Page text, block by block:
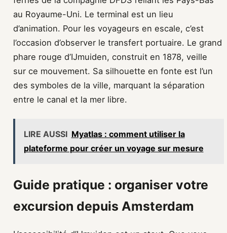
au Royaume-Uni. Le terminal est un lieu
d’animation. Pour les voyageurs en escale, c’est
l’occasion d’observer le transfert portuaire. Le grand
phare rouge d’IJmuiden, construit en 1878, veille
sur ce mouvement. Sa silhouette en fonte est l’un
des symboles de la ville, marquant la séparation
entre le canal et la mer libre.
LIRE AUSSI Myatlas : comment utiliser la
plateforme pour créer un voyage sur mesure
Guide pratique : organiser votre
excursion depuis Amsterdam